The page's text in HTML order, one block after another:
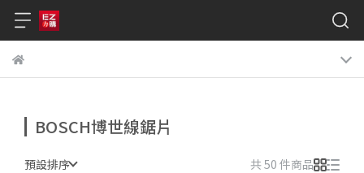
BOSCH博世線鋸片
預設排序 共 50 件商品